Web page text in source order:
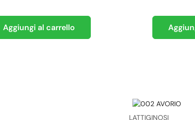
Aggiungi al carrello
LATTIGINOSI